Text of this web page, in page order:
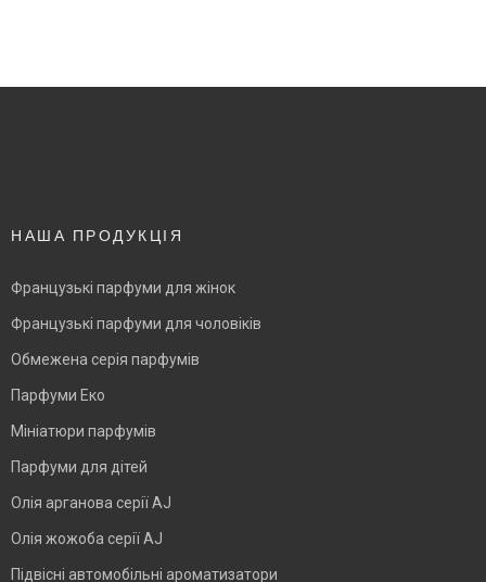
НАША ПРОДУКЦІЯ
Французькі парфуми для жінок
Французькі парфуми для чоловіків
Обмежена серія парфумів
Парфуми Еко
Мініатюри парфумів
Парфуми для дітей
Олія арганова серії AJ
Олія жожоба серії AJ
Підвісні автомобільні ароматизатори